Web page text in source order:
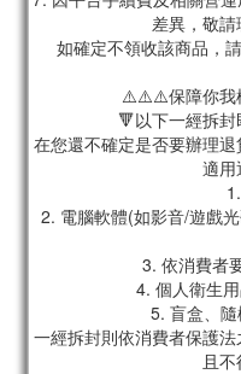
差異，敬請
如確定不領收該商品，
⚠️⚠️⚠️保障你我
🔻以下一經拆
在您還不確定是否要辦理
適用
2. 電腦軟體(如影音/遊戲
3. 依消費者
4. 個人衛生
5. 盲盒、
一經拆封則依消費者保護
且不